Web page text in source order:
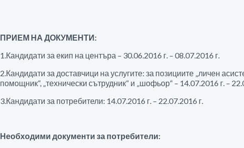
ПРИЕМ НА ДОКУМЕНТИ:
1.Кандидати за екип на центъра – 30.06.2016 г. – 08.07.2016 г.
2.Кандидати за доставчици на услугите: за позициите „личен
помощник“, „технически сътрудник“ и „шофьор“ – 14.07.2016 г. –
3.Кандидати за потребители: 14.07.2016 г. – 22.07.2016 г.
Необходими документи за потребители: